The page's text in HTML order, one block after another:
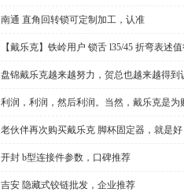
南通 直角回转锁可定制加工，认准
【戴乐克】铁岭用户 锁舌 l35/45 折弯表述
盘锦戴乐克越来越努力，贺总也越来越得到
利润，利润，然后利润。当然，戴乐克是为
老伙伴再次购买戴乐克 脚杯固定器，就是
开封 b型连接件参数，口碑推荐
吉安 隐藏式铰链批发，企业推荐